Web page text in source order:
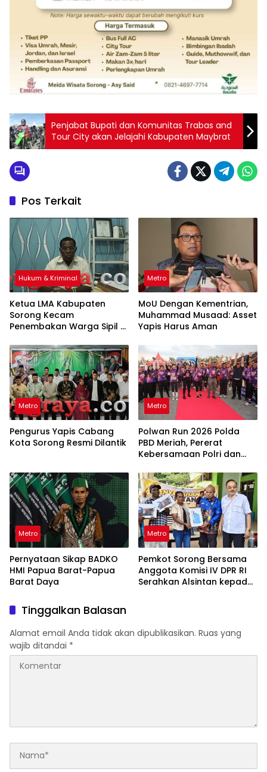
Penjabat Bupati dan Komunitas Trabas and
Tour City akan Jelajahi Kabupaten Maybrat
Pos Terkait
Hukum & Kriminal
Ketua LMA Kabupaten
Sorong Kecam
Penembakan Warga Sipil di
Baliem
Metro
MoU Dengan Kementrian,
Muhammad Musaad: Asset
Yapis Harus Aman
Metro
Pengurus Yapis Cabang
Kota Sorong Resmi Dilantik
Metro
Polwan Run 2026 Polda
PBD Meriah, Pererat
Kebersamaan Polri dan
Metro
Pernyataan Sikap BADKO
HMI Papua Barat-Papua
Barat Daya
Metro
Pemkot Sorong Bersama
Anggota Komisi IV DPR RI
Serahkan Alsintan kepada
Tinggalkan Balasan
Alamat email Anda tidak akan dipublikasikan. Ruas yang
wajib ditandai *